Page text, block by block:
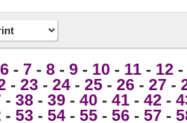
6 - 7 - 8 - 9 - 10 - 11 - 12 -
- 23 - 24 - 25 - 26 - 27 -
- 38 - 39 - 40 - 41 - 42 -
- 53 - 54 - 55 - 56 - 57 -